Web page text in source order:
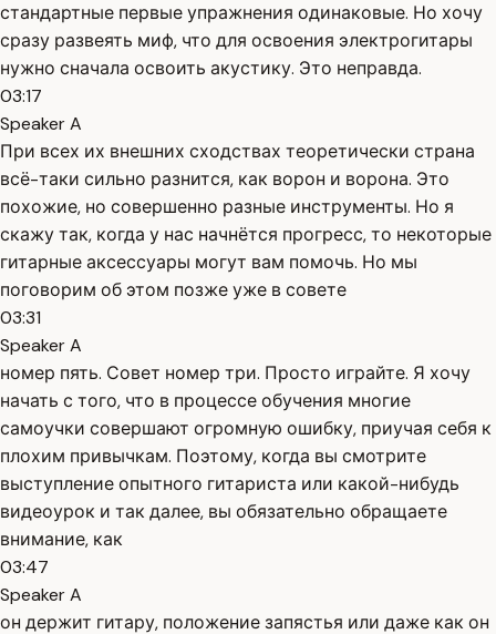
стандартные первые упражнения одинаковые. Но хочу
сразу развеять миф, что для освоения электрогитары
нужно сначала освоить акустику. Это неправда.
03:17
Speaker A
При всех их внешних сходствах теоретически страна
всё-таки сильно разнится, как ворон и ворона. Это
похожие, но совершенно разные инструменты. Но я
скажу так, когда у нас начнётся прогресс, то некоторые
гитарные аксессуары могут вам помочь. Но мы
поговорим об этом позже уже в совете
03:31
Speaker A
номер пять. Совет номер три. Просто играйте. Я хочу
начать с того, что в процессе обучения многие
самоучки совершают огромную ошибку, приучая себя к
плохим привычкам. Поэтому, когда вы смотрите
выступление опытного гитариста или какой-нибудь
видеоурок и так далее, вы обязательно обращаете
внимание, как
03:47
Speaker A
он держит гитару, положение запястья или даже как он